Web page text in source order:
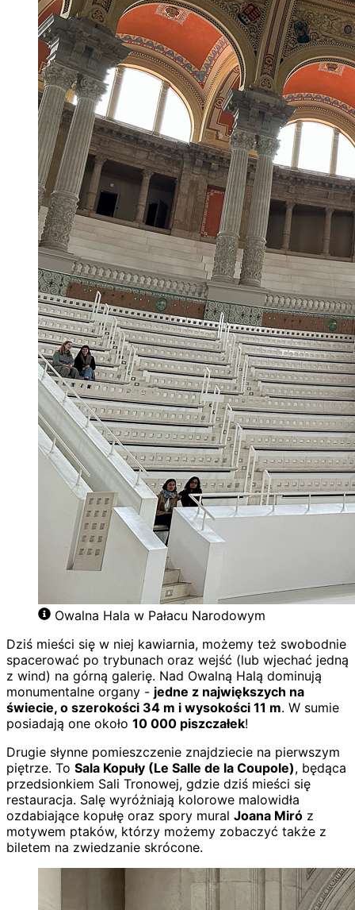
Owalna Hala w Pałacu Narodowym
Dziś mieści się w niej kawiarnia, możemy też swobodnie
spacerować po trybunach oraz wejść (lub wjechać jedną
z wind) na górną galerię. Nad Owalną Halą dominują
monumentalne organy - jedne z największych na
świecie, o szerokości 34 m i wysokości 11 m. W sumie
posiadają one około 10 000 piszczałek!
Drugie słynne pomieszczenie znajdziecie na pierwszym
piętrze. To Sala Kopuły (Le Salle de la Coupole), będąca
przedsionkiem Sali Tronowej, gdzie dziś mieści się
restauracja. Salę wyróżniają kolorowe malowidła
ozdabiające kopułę oraz spory mural Joana Miró z
motywem ptaków, którzy możemy zobaczyć także z
biletem na zwiedzanie skrócone.